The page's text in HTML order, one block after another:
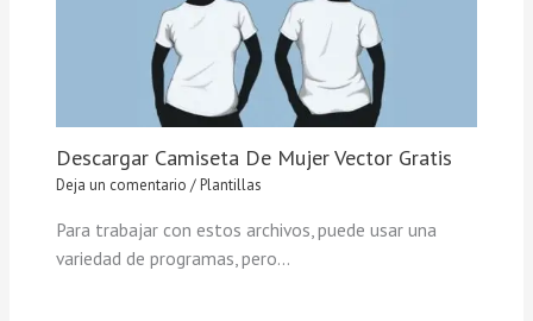
Descargar Camiseta De Mujer Vector Gratis
Deja un comentario /Plantillas
Para trabajar con estos archivos, puede usar una
variedad de programas, pero…